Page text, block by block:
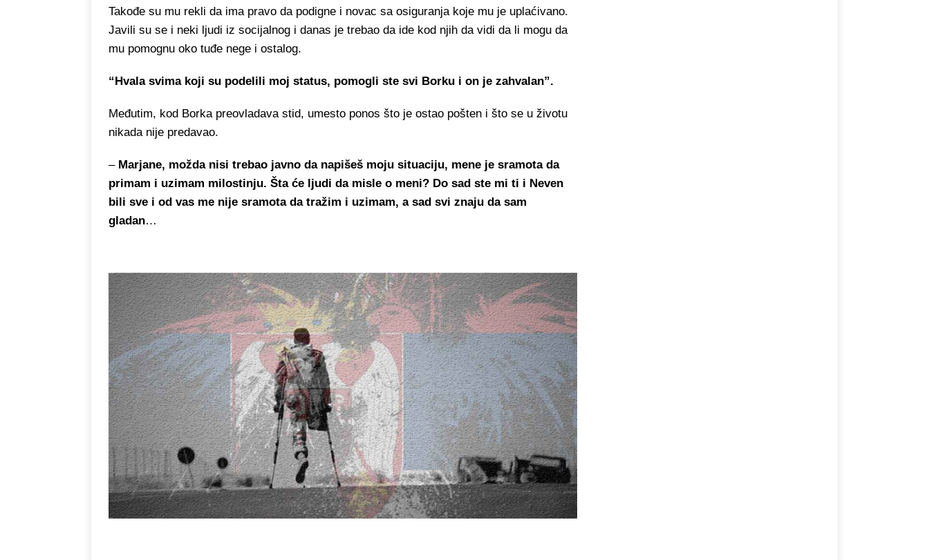
Takođe su mu rekli da ima pravo da podigne i novac sa osiguranja koje mu je uplaćivano.
Javili su se i neki ljudi iz socijalnog i danas je trebao da ide kod njih da vidi da li mogu da
mu pomognu oko tuđe nege i ostalog.
“Hvala svima koji su podelili moj status, pomogli ste svi Borku i on je zahvalan”.
Međutim, kod Borka preovladava stid, umesto ponos što je ostao pošten i što se u životu
nikada nije predavao.
– Marjane, možda nisi trebao javno da napišeš moju situaciju, mene je sramota da
primam i uzimam milostinju. Šta će ljudi da misle o meni? Do sad ste mi ti i Neven
bili sve i od vas me nije sramota da tražim i uzimam, a sad svi znaju da sam
gladan…